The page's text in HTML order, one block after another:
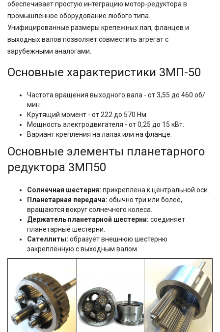
обеспечивает простую интеграцию мотор-редуктора в
промышленное оборудование любого типа.
Унифицированные размеры крепежных лап, фланцев и
выходных валов позволяет совместить агрегат с
зарубежными аналогами.
Основные характеристики 3МП-50
Частота вращения выходного вала - от 3,55 до 460 об/
мин.
Крутящий момент - от 222 до 570 Нм.
Мощность электродвигателя - от 0,25 до 15 кВт.
Вариант крепления на лапах или на фланце.
Основные элементы планетарного
редуктора 3МП50
Солнечная шестерня: прикреплена к центральной оси.
Планетарная передача: обычно три или более,
вращаются вокруг солнечного колеса.
Держатель планетарной шестерни: соединяет
планетарные шестерни.
Сателлиты: образует внешнюю шестерню
закреплённую с выходным валом.